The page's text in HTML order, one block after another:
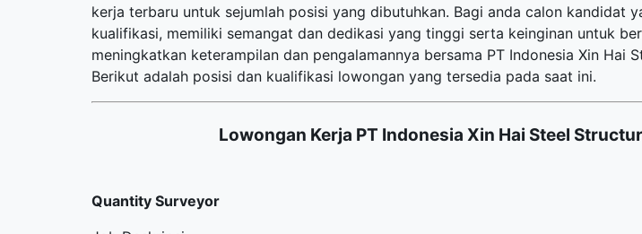
kerja terbaru untuk sejumlah posisi yang dibutuhkan. Bagi anda calon kandidat
kualifikasi, memiliki semangat dan dedikasi yang tinggi serta keinginan untuk
meningkatkan keterampilan dan pengalamannya bersama PT Indonesia Xin Hai
Berikut adalah posisi dan kualifikasi lowongan yang tersedia pada saat ini.
Lowongan Kerja PT Indonesia Xin Hai Steel
Quantity Surveyor